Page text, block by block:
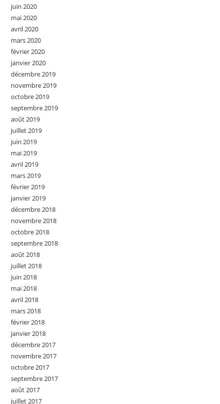
juin 2020
mai 2020
avril 2020
mars 2020
février 2020
janvier 2020
décembre 2019
novembre 2019
octobre 2019
septembre 2019
août 2019
juillet 2019
juin 2019
mai 2019
avril 2019
mars 2019
février 2019
janvier 2019
décembre 2018
novembre 2018
octobre 2018
septembre 2018
août 2018
juillet 2018
juin 2018
mai 2018
avril 2018
mars 2018
février 2018
janvier 2018
décembre 2017
novembre 2017
octobre 2017
septembre 2017
août 2017
juillet 2017